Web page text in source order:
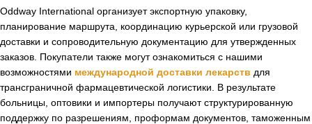
Oddway International организует экспортную упаковку,
планирование маршрута, координацию курьерской или грузовой
доставки и сопроводительную документацию для утвержденных
заказов. Покупатели также могут ознакомиться с нашими
возможностями международной доставки лекарств для
трансграничной фармацевтической логистики. В результате
больницы, оптовики и импортеры получают структурированную
поддержку по разрешениям, проформам документов, таможенным